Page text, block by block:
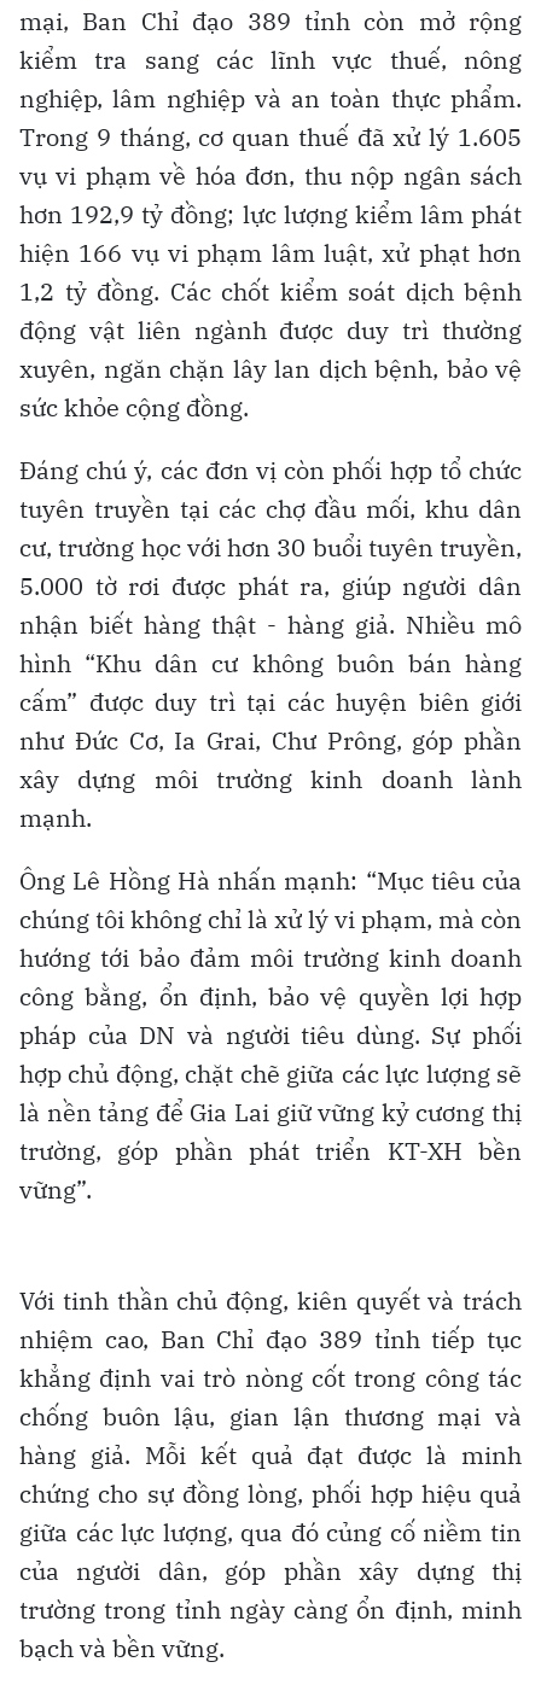
mại, Ban Chỉ đạo 389 tỉnh còn mở rộng
kiểm tra sang các lĩnh vực thuế, nông
nghiệp, lâm nghiệp và an toàn thực phẩm.
Trong 9 tháng, cơ quan thuế đã xử lý 1.605
vụ vi phạm về hóa đơn, thu nộp ngân sách
hơn 192,9 tỷ đồng; lực lượng kiểm lâm phát
hiện 166 vụ vi phạm lâm luật, xử phạt hơn
1,2 tỷ đồng. Các chốt kiểm soát dịch bệnh
động vật liên ngành được duy trì thường
xuyên, ngăn chặn lây lan dịch bệnh, bảo vệ
sức khỏe cộng đồng.
Đáng chú ý, các đơn vị còn phối hợp tổ chức
tuyên truyền tại các chợ đầu mối, khu dân
cư, trường học với hơn 30 buổi tuyên truyền,
5.000 tờ rơi được phát ra, giúp người dân
nhận biết hàng thật - hàng giả. Nhiều mô
hình “Khu dân cư không buôn bán hàng
cấm” được duy trì tại các huyện biên giới
như Đức Cơ, Ia Grai, Chư Prông, góp phần
xây dựng môi trường kinh doanh lành
mạnh.
Ông Lê Hồng Hà nhấn mạnh: “Mục tiêu của
chúng tôi không chỉ là xử lý vi phạm, mà còn
hướng tới bảo đảm môi trường kinh doanh
công bằng, ổn định, bảo vệ quyền lợi hợp
pháp của DN và người tiêu dùng. Sự phối
hợp chủ động, chặt chẽ giữa các lực lượng sẽ
là nền tảng để Gia Lai giữ vững kỷ cương thị
trường, góp phần phát triển KT-XH bền
vững”.
Với tinh thần chủ động, kiên quyết và trách
nhiệm cao, Ban Chỉ đạo 389 tỉnh tiếp tục
khẳng định vai trò nòng cốt trong công tác
chống buôn lậu, gian lận thương mại và
hàng giả. Mỗi kết quả đạt được là minh
chứng cho sự đồng lòng, phối hợp hiệu quả
giữa các lực lượng, qua đó củng cố niềm tin
của người dân, góp phần xây dựng thị
trường trong tỉnh ngày càng ổn định, minh
bạch và bền vững.